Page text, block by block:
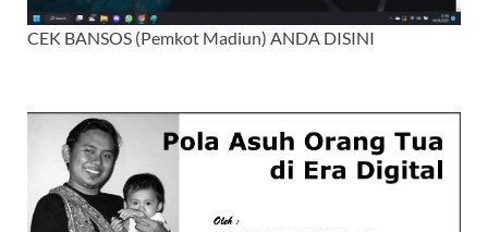
CEK BANSOS (Pemkot Madiun) ANDA DISINI